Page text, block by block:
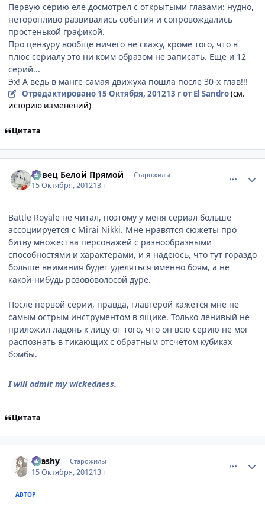
Первую серию еле досмотрел с открытыми глазами: нудно,
неторопливо развивались события и сопровождались
простенькой графикой.
Про цензуру вообще ничего не скажу, кроме того, что в
плюс сериалу это ни коим образом не записать. Еще и 12
серий...
Эх! А ведь в манге самая движуха пошла после 30-х глав!!!
Отредактировано 15 Октября, 201213 гот El Sandro(см.
историю изменений)
Цитата
Певец Белой Прямой Старожилы
15 Октября, 201213 г
Battle Royale не читал, поэтому у меня сериал больше
ассоциируется с Mirai Nikki. Мне нравятся сюжеты про
битву множества персонажей с разнообразными
способностями и характерами, и я надеюсь, что тут гораздо
больше внимания будет уделяться именно боям, а не
какой-нибудь розововолосой дуре.
После первой серии, правда, главгерой кажется мне не
самым острым инструментом в ящике. Только ленивый не
приложил ладонь к лицу от того, что он всю серию не мог
распознать в тикающих с обратным отсчётом кубиках
бомбы.
I will admit my wickedness.
Цитата
Arashy Старожилы
15 Октября, 201213 г
АВТОР